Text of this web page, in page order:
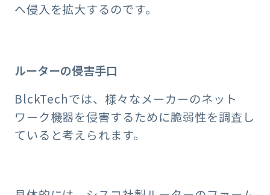
へ侵入を拡大するのです。
ルーターの侵害手口
BlckTechでは、様々なメーカーのネット
ワーク機器を侵害するために脆弱性を調査し
ていると考えられます。